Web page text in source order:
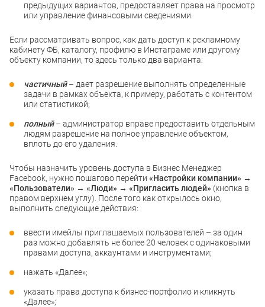
предыдущих вариантов, предоставляет права на просмотр
или управление финансовыми сведениями.
Если рассматривать вопрос, как дать доступ к рекламному
кабинету ФБ, каталогу, профилю в Инстаграме или другому
объекту компании, то здесь только два варианта:
частичный– дает разрешение выполнять определенные
задачи в рамках объекта, к примеру, работать с контентом
или статистикой;
полный– администратор вправе предоставить отдельным
людям разрешение на полное управление объектом,
вплоть до его удаления.
Чтобы назначить уровень доступа в Бизнес Менеджер
Facebook, нужно пошагово перейти «Настройки компании» →
«Пользователи» → «Люди» → «Пригласить людей» (кнопка в
правом верхнем углу). После того как открылось окно,
выполнить следующие действия:
ввести имейлы приглашаемых пользователей – за один
раз можно добавлять не более 20 человек с одинаковыми
правами доступа, аккаунтами и инструментами;
нажать «Далее»;
указать права доступа к бизнес-портфолио и кликнуть
«Далее»;